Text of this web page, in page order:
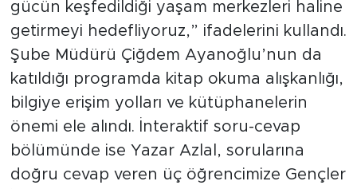
gücün keşfedildiği yaşam merkezleri haline
getirmeyi hedefliyoruz,” ifadelerini kullandı.
Şube Müdürü Çiğdem Ayanoğlu’nun da
katıldığı programda kitap okuma alışkanlığı,
bilgiye erişim yolları ve kütüphanelerin
önemi ele alındı. İnteraktif soru-cevap
bölümünde ise Yazar Azlal, sorularına
doğru cevap veren üç öğrencimize Gençler